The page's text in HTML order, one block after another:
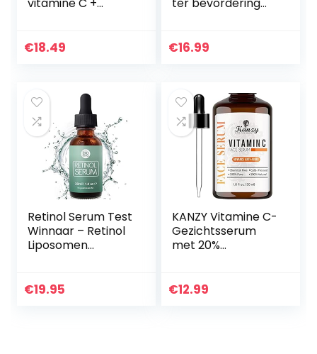
vitamine C +
Natuurlijke anti-
€18.49
ter bevordering
met antioxidanten
€16.99
Retinol Serum Test
Winnaar – Retinol
Liposomen
Vegan
€19.95
KANZY Vitamine C-
Gezichtsserum
met 20%
Aging, Anti-Rimpel,
€12.99